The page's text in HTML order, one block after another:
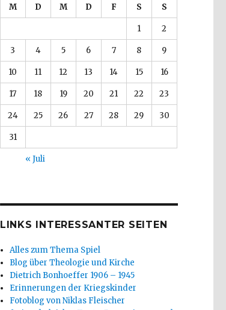
M D M D F S S
1 2
3 4 5 6 7 8 9
10 11 12 13 14 15 16
17 18 19 20 21 22 23
24 25 26 27 28 29 30
31
« Juli
LINKS INTERESSANTER SEITEN
Alles zum Thema Spiel
Blog über Theologie und Kirche
Dietrich Bonhoeffer 1906 – 1945
Erinnerungen der Kriegskinder
Fotoblog von Niklas Fleischer